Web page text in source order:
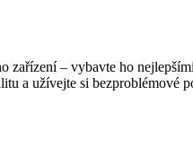
zařízení – vybavte ho
a užívejte si bezproblémové